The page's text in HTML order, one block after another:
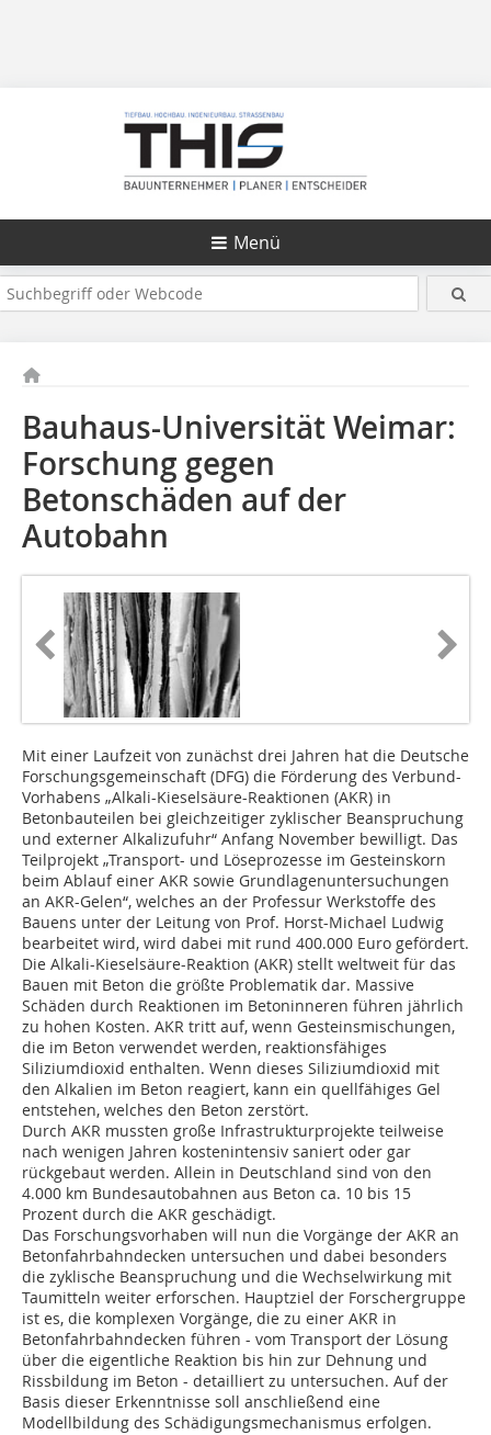
Menü
Bauhaus-Universität Weimar:
Forschung gegen
Betonschäden auf der
Autobahn
Mit einer Laufzeit von zunächst drei Jahren hat die Deutsche
Forschungsgemeinschaft (DFG) die Förderung des Verbund-
Vorhabens „Alkali-Kieselsäure-Reaktionen (AKR) in
Betonbauteilen bei gleichzeitiger zyklischer Beanspruchung
und externer Alkalizufuhr“ Anfang November bewilligt. Das
Teilprojekt „Transport- und Löseprozesse im Gesteinskorn
beim Ablauf einer AKR sowie Grundlagenuntersuchungen
an AKR-Gelen“, welches an der Professur Werkstoffe des
Bauens unter der Leitung von Prof. Horst-Michael Ludwig
bearbeitet wird, wird dabei mit rund 400.000 Euro gefördert.
Die Alkali-Kieselsäure-Reaktion (AKR) stellt weltweit für das
Bauen mit Beton die größte Problematik dar. Massive
Schäden durch Reaktionen im Betoninneren führen jährlich
zu hohen Kosten. AKR tritt auf, wenn Gesteinsmischungen,
die im Beton verwendet werden, reaktionsfähiges
Siliziumdioxid enthalten. Wenn dieses Siliziumdioxid mit
den Alkalien im Beton reagiert, kann ein quellfähiges Gel
entstehen, welches den Beton zerstört.
Durch AKR mussten große Infrastrukturprojekte teilweise
nach wenigen Jahren kostenintensiv saniert oder gar
rückgebaut werden. Allein in Deutschland sind von den
4.000 km Bundesautobahnen aus Beton ca. 10 bis 15
Prozent durch die AKR geschädigt.
Das Forschungsvorhaben will nun die Vorgänge der AKR an
Betonfahrbahndecken untersuchen und dabei besonders
die zyklische Beanspruchung und die Wechselwirkung mit
Taumitteln weiter erforschen. Hauptziel der Forschergruppe
ist es, die komplexen Vorgänge, die zu einer AKR in
Betonfahrbahndecken führen - vom Transport der Lösung
über die eigentliche Reaktion bis hin zur Dehnung und
Rissbildung im Beton - detailliert zu untersuchen. Auf der
Basis dieser Erkenntnisse soll anschließend eine
Modellbildung des Schädigungsmechanismus erfolgen.